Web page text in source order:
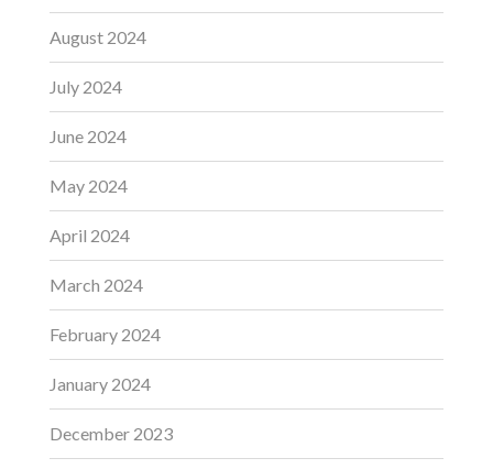
August 2024
July 2024
June 2024
May 2024
April 2024
March 2024
February 2024
January 2024
December 2023